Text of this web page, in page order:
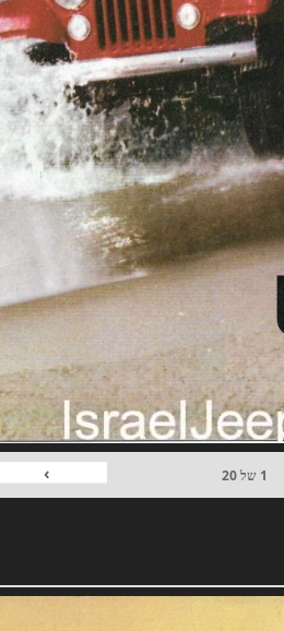
1 של20
›